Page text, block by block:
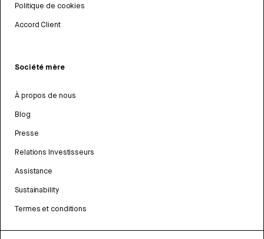
Politique de cookies
Accord Client
Société mère
À propos de nous
Blog
Presse
Relations Investisseurs
Assistance
Sustainability
Termes et conditions